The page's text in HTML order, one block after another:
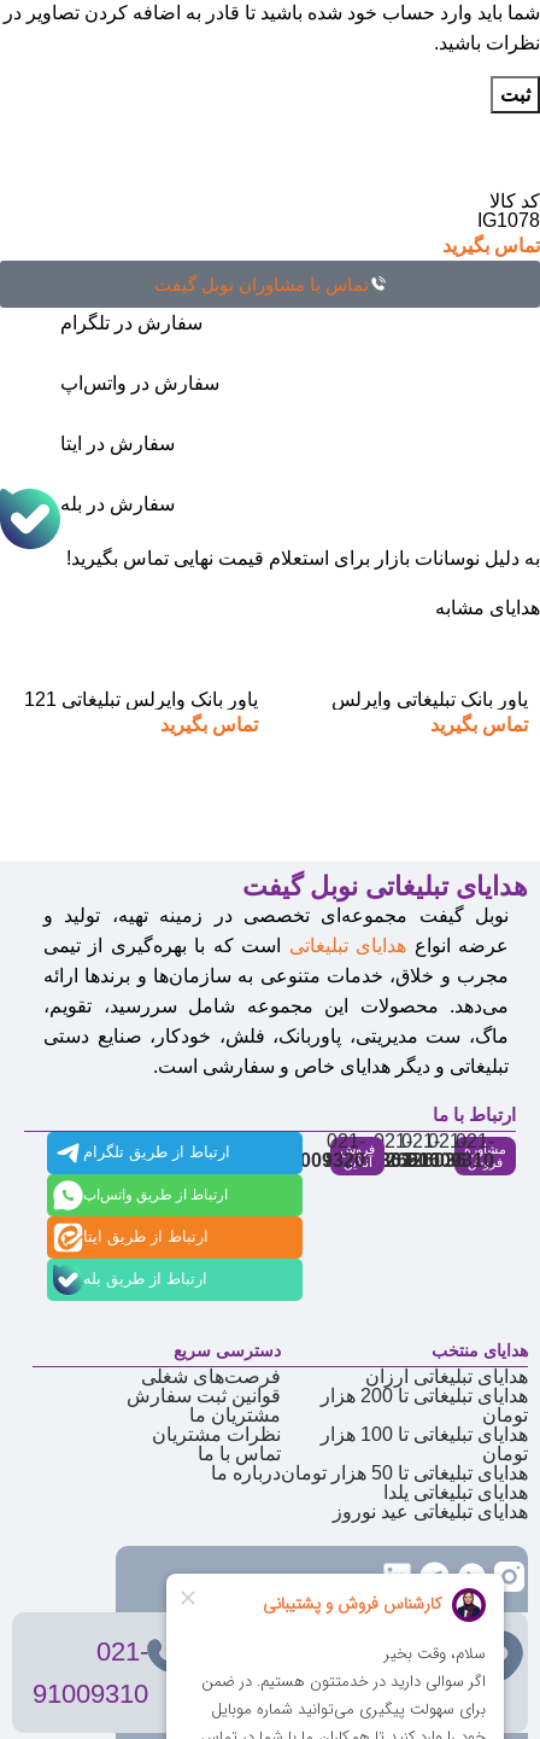
شما باید وارد حساب خود شده باشید تا قادر به اضافه کردن تصاویر در
نظرات باشید.
کد کالا
IG1078
تماس بگیرید
تماس با مشاوران نوبل گیفت
سفارش در تلگرام
سفارش در واتس‌اپ
سفارش در ایتا
سفارش در بله
به دلیل نوسانات بازار برای استعلام قیمت نهایی تماس بگیرید!
هدایای مشابه
پاور بانک تبلیغاتی وایرلس
تماس بگیرید
پاور بانک وایرلس تبلیغاتی 121
تماس بگیرید
هدایای تبلیغاتی نوبل گیفت
نوبل گیفت مجموعه‌ای تخصصی در زمینه تهیه، تولید و
عرضه انواع هدایای تبلیغاتی است که با بهره‌گیری از تیمی
مجرب و خلاق، خدمات متنوعی به سازمان‌ها و برندها ارائه
می‌دهد. محصولات این مجموعه شامل سررسید، تقویم،
ماگ، ست مدیریتی، پاوربانک، فلش، خودکار، صنایع دستی
تبلیغاتی و دیگر هدایای خاص و سفارشی است.
ارتباط با ما
مشاوره
فروش
021-
91009310
021-
86126036
021-
86126506
021-
88537803
فروش
آنلاین
021-
91009320
ارتباط از طریق تلگرام
ارتباط از طریق واتس‌اپ
ارتباط از طریق ایتا
ارتباط از طریق بله
هدایای منتخب
هدایای تبلیغاتی ارزان
هدایای تبلیغاتی تا 200 هزار
تومان
هدایای تبلیغاتی تا 100 هزار
تومان
هدایای تبلیغاتی تا 50 هزار تومان
هدایای تبلیغاتی یلدا
هدایای تبلیغاتی عید نوروز
دسترسی سریع
فرصت‌های شغلی
قوانین ثبت سفارش
مشتریان ما
نظرات مشتریان
تماس با ما
درباره ما
تهران، ولیعصر، بالاتر از بهشتی،
بن‌بست پردیس، پلاک 12
021-
91009310